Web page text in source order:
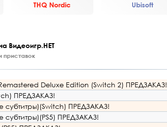
THQ Nordic Ubisoft
Видеоигр.НЕТ
приставок
Deluxe Edition (Switch 2) ПРЕДЗАКАЗ!
ПРЕДЗАКАЗ!
субтитры)(Switch) ПРЕДЗАКАЗ!
субтитры)(PS5) ПРЕДЗАКАЗ!